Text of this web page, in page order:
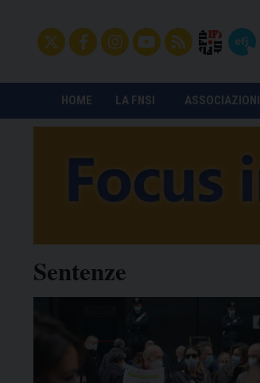
HOME LA FNSI ASSOCIAZIONI
Sentenze